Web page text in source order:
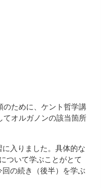
のために、ケント哲学講
てオルガノンの該当箇所
入りました。具体的な
ついて学ぶことがとて
の続き（後半）を学ぶ